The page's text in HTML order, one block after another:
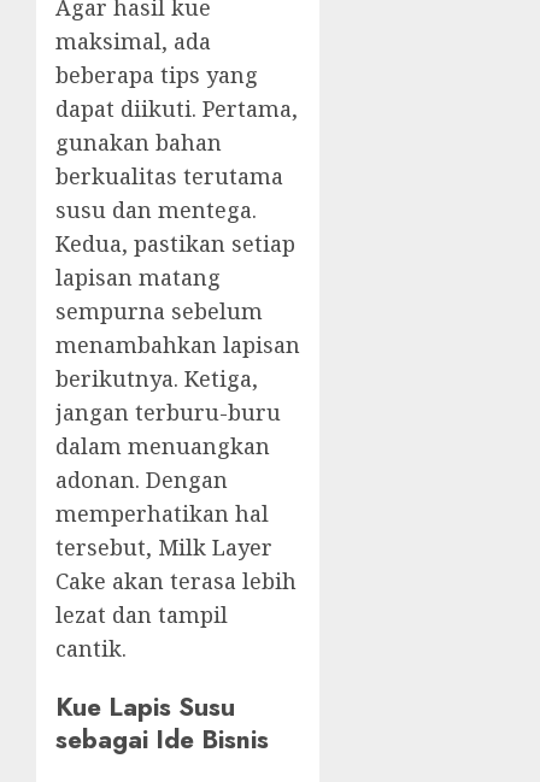
Agar hasil kue
maksimal, ada
beberapa tips yang
dapat diikuti. Pertama,
gunakan bahan
berkualitas terutama
susu dan mentega.
Kedua, pastikan setiap
lapisan matang
sempurna sebelum
menambahkan lapisan
berikutnya. Ketiga,
jangan terburu-buru
dalam menuangkan
adonan. Dengan
memperhatikan hal
tersebut, Milk Layer
Cake akan terasa lebih
lezat dan tampil
cantik.
Kue Lapis Susu
sebagai Ide Bisnis